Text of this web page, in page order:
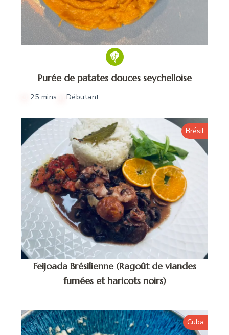
Purée de patates douces seychelloise
25 mins Débutant
Brésil
Feijoada Brésilienne (Ragoût de viandes
fumées et haricots noirs)
Cuba